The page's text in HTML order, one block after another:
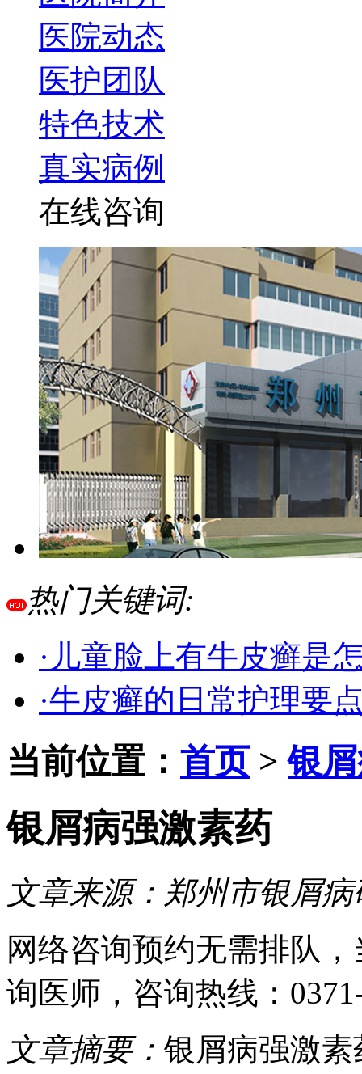
医院动态
医护团队
特色技术
真实病例
在线咨询
热门关键词:
·儿童脸上有牛皮癣是
·牛皮癣的日常护理要
当前位置： 首页>银
银屑病强激素药
文章来源： 郑州市银屑
网络咨询预约无需排队
询医师 ，咨询热线：
文章摘要： 银屑病强激